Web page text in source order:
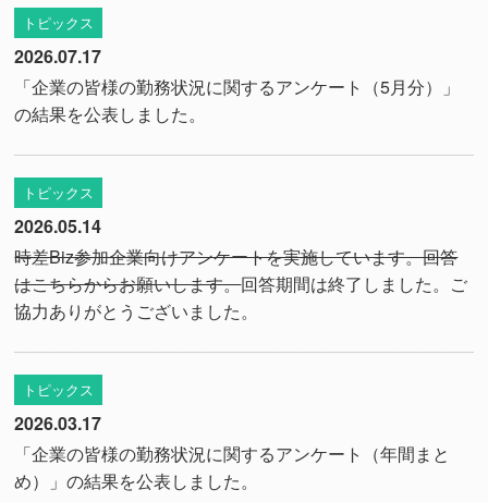
トピックス
2026.07.17
「企業の皆様の勤務状況に関するアンケート（5月分）」
の結果を公表しました。
トピックス
2026.05.14
時差Biz参加企業向けアンケートを実施しています。回答
はこちらからお願いします。回答期間は終了しました。ご
協力ありがとうございました。
トピックス
2026.03.17
「企業の皆様の勤務状況に関するアンケート（年間まと
め）」の結果を公表しました。